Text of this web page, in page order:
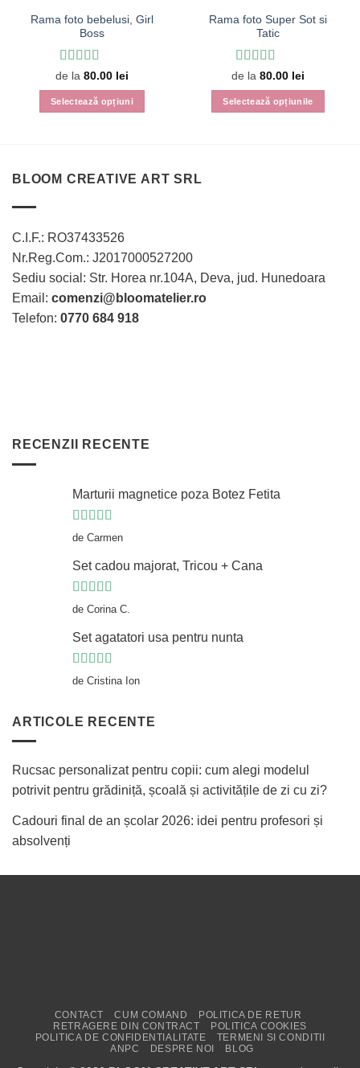
Rama foto bebelusi, Girl
Boss
Evaluat la 5
din 5
de la 80.00 lei
Selectează opțiuni
mai
pot
fi
alese
pagina
produsului.
Rama foto Super Sot si
Tatic
Evaluat la 5
din 5
de la 80.00 lei
Selectează opțiunile
alese
BLOOM CREATIVE ART SRL
C.I.F.: RO37433526
Nr.Reg.Com.: J2017000527200
Sediu social: Str. Horea nr.104A, Deva, jud. Hunedoara
Email: comenzi@bloomatelier.ro
Telefon: 0770 684 918
RECENZII RECENTE
Marturii magnetice poza Botez Fetita
Evaluat la
de Carmen
Set cadou majorat, Tricou + Cana
Evaluat la5
de Corina C.
Set agatatori usa pentru nunta
Evaluat la 5
de Cristina Ion
ARTICOLE RECENTE
Rucsac personalizat pentru copii: cum alegi modelul
potrivit pentru grădiniță, școală și activitățile de zi cu zi?
Cadouri final de an școlar 2026: idei pentru profesori și
absolvenți
CONTACT CUM COMAND
POLITICA DE RETUR
RETRAGERE DIN CONTRACT
POLITICA COOKIES
POLITICA DE CONFIDENTIALITATE
TERMENI SI CONDITII
ANPC
DESPRE NOI BLOG